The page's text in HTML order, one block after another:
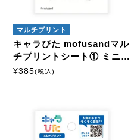
マルチプリント
キャラぴた mofusandマル
チプリントシート① ミニ1
3
¥385(税込)